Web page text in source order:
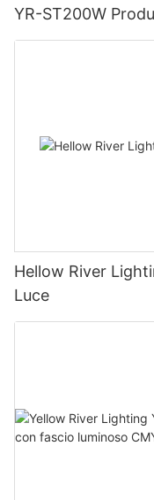
YR-ST200W
Hellow River
Luce